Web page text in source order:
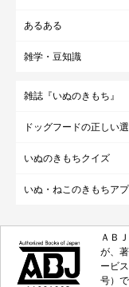
あるある
雑学・豆知識
雑誌『いぬのきもち』
ドッグフードの正しい
いぬのきもちクイズ
いぬ・ねこのきもちア
ＡＢ
が、
ービ
号）で